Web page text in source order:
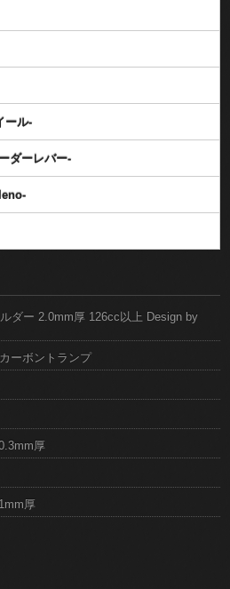
ール-
ダーレバー-
ダー 2.0mm厚 126cc以上 Design by
ーボントランプ
厚
厚